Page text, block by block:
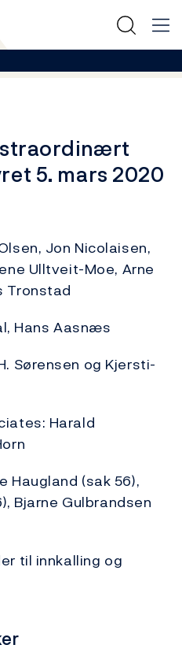
5. mars 2020
Jon Nicolaisen,
Ulltveit-Moe, Arne
Tronstad
Hans Aasnæs
Sørensen og Kjersti-
Harald
Haugland (sak 56),
Bjarne Gulbrandsen
til innkalling og